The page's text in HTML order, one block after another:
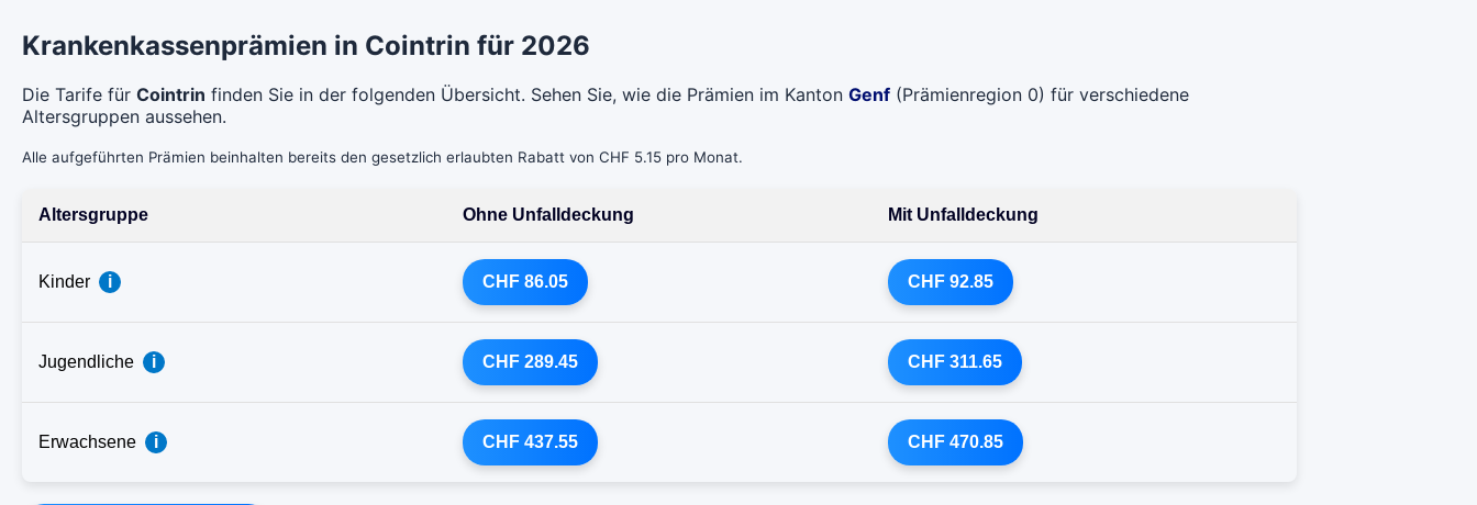
Krankenkassenprämien in Cointrin für 2026
Die Tarife für Cointrin finden Sie in der folgenden Übersicht. Sehen Sie, wie die Prämien im Kanton Genf (Prämienregion 0) für verschiedene
Altersgruppen aussehen.
Alle aufgeführten Prämien beinhalten bereits den gesetzlich erlaubten Rabatt von CHF 5.15 pro Monat.
Altersgruppe Ohne Unfalldeckung Mit Unfalldeckung
Kinder i CHF 86.05 CHF 92.85
Jugendliche i CHF 289.45 CHF 311.65
Erwachsene i CHF 437.55 CHF 470.85